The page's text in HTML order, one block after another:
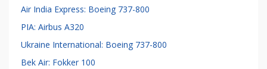
Air India Express: Boeing 737-800
PIA: Airbus A320
Ukraine International: Boeing 737-800
Bek Air: Fokker 100